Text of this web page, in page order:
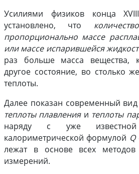
Усилиями физиков конца
установлено, что
пропорционально массе
или массе испарившейся
раз больше масса вещества,
другое состояние, во столько
теплоты.
Далее показан современный
теплоты плавленияи теплоты
наряду с уже
калориметрической формулой Q
лежат в основе всех методов
измерений.